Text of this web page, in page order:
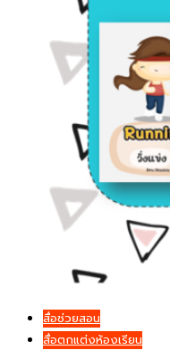
สื่อช่วยสอน
สื่อตกแต่งห้องเรียน